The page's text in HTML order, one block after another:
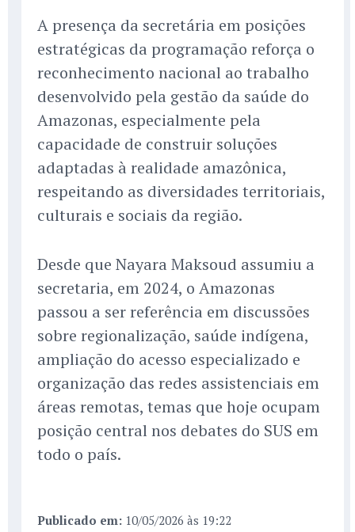
A presença da secretária em posições
estratégicas da programação reforça o
reconhecimento nacional ao trabalho
desenvolvido pela gestão da saúde do
Amazonas, especialmente pela
capacidade de construir soluções
adaptadas à realidade amazônica,
respeitando as diversidades territoriais,
culturais e sociais da região.
Desde que Nayara Maksoud assumiu a
secretaria, em 2024, o Amazonas
passou a ser referência em discussões
sobre regionalização, saúde indígena,
ampliação do acesso especializado e
organização das redes assistenciais em
áreas remotas, temas que hoje ocupam
posição central nos debates do SUS em
todo o país.
Publicado em: 10/05/2026 às 19:22